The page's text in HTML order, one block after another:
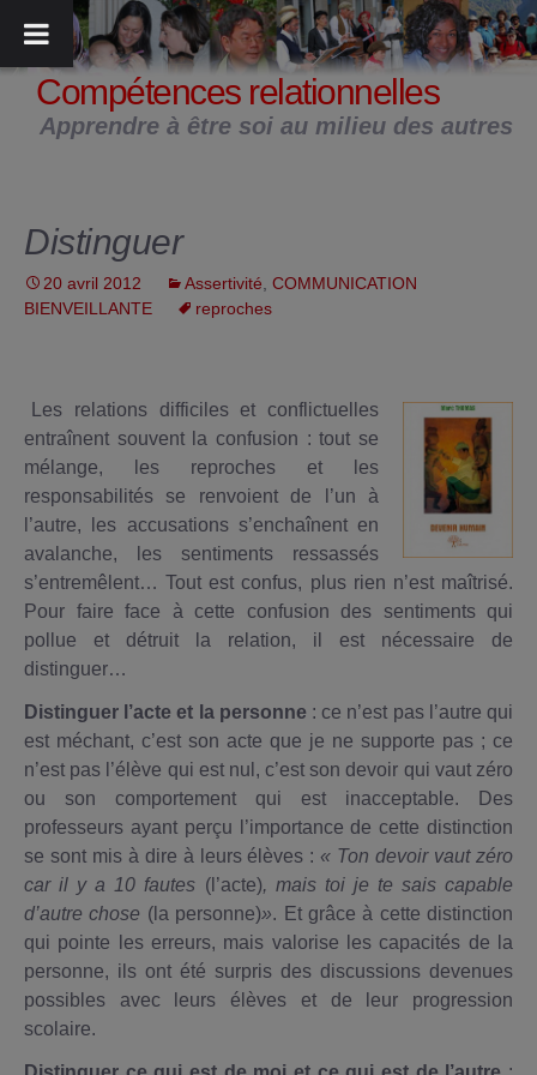
contenu
Compétences relationnelles
Apprendre à être soi au milieu des autres
Distinguer
20 avril 2012 Assertivité COMMUNICATION
BIENVEILLANTE
reproches
Les relations difficiles et conflictuelles
entraînent souvent la confusion : tout se
mélange, les reproches et les
responsabilités se renvoient de l’un à
l’autre, les accusations s’enchaînent en
avalanche, les sentiments ressassés
s’entremêlent… Tout est confus, plus rien n’est maîtrisé.
Pour faire face à cette confusion des sentiments qui
pollue et détruit la relation, il est nécessaire de
distinguer…
Distinguer l’acte et la personne : ce n’est pas l’autre qui
est méchant, c’est son acte que je ne supporte pas ; ce
n’est pas l’élève qui est nul, c’est son devoir qui vaut zéro
ou son comportement qui est inacceptable. Des
professeurs ayant perçu l’importance de cette distinction
se sont mis à dire à leurs élèves :« Ton devoir vaut zéro
car il y a 10 fautes (l’acte), mais toi je te sais capable
d’autre chose (la personne)». Et grâce à cette distinction
qui pointe les erreurs, mais valorise les capacités de la
personne, ils ont été surpris des discussions devenues
possibles avec leurs élèves et de leur progression
scolaire.